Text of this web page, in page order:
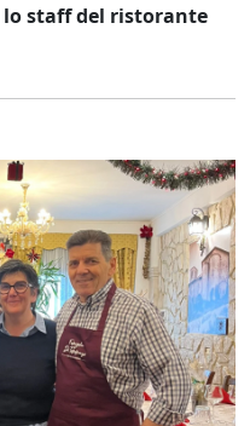
staff del ristorante